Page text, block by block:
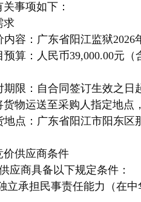
事项如下：
求
容： 广东省阳江监狱2026
算： 人民币39,000.00元
限： 自合同签订生效之日
物运送至采购人指定地点
点： 广东省阳江市阳东区
价供应商条件
供应商具备以下规定条件：
立承担民事责任能力（在